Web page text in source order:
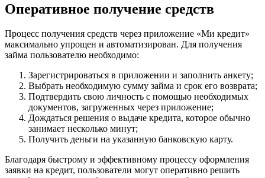
Оперативное получение средств
Процесс получения средств через приложение «Ми кредит»
максимально упрощен и автоматизирован. Для получения
займа пользователю необходимо:
Зарегистрироваться в приложении и заполнить анкету;
Выбрать необходимую сумму займа и срок его возврата;
Подтвердить свою личность с помощью необходимых
документов, загруженных через приложение;
Дождаться решения о выдаче кредита, которое обычно
занимает несколько минут;
Получить деньги на указанную банковскую карту.
Благодаря быстрому и эффективному процессу оформления
заявки на кредит, пользователи могут оперативно решить